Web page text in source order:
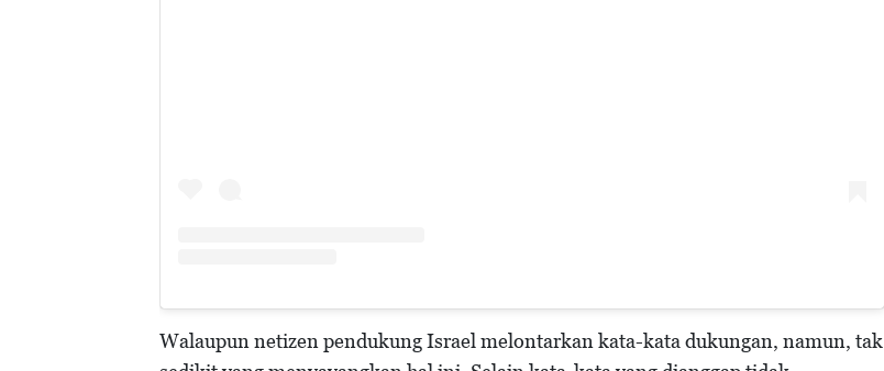
Walaupun netizen pendukung Israel melontarkan kata-kata dukungan, namun, tak